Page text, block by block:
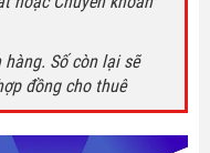
Số còn lại sẽ
đồng cho thuê